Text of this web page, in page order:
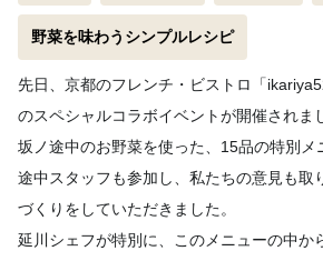
野菜を味わうシンプルレシピ
先日、京都のフレンチ・ビストロ「
のスペシャルコラボイベントが開催されま
坂ノ途中のお野菜を使った、15品の特別メ
途中スタッフも参加し、私たちの意見も取
づくりをしていただきました。
延川シェフが特別に、このメニューの中か